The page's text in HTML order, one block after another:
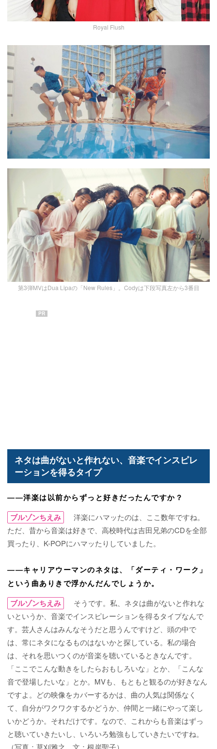
Royal Flush
第3弾MVはDua Lipaの「New Rules」。Codyは下段写真左から3番目
PR
ネタは曲がないと作れない、音楽でインスピレ
ーションを得るタイプ
――洋楽は以前からずっと好きだったんですか？
ブルゾンちえみ
洋楽にハマッたのは、ここ数年ですね。
ただ、昔から音楽は好きで、高校時代は吉田兄弟のCDを全部
買ったり、K-POPにハマッたりしていました。
――キャリアウーマンのネタは、「ダーティ・ワーク」
という曲ありきで浮かんだんでしょうか。
ブルゾンちえみ
そうです。私、ネタは曲がないと作れな
いというか、音楽でインスピレーションを得るタイプなんで
す。芸人さんはみんなそうだと思うんですけど、頭の中で
は、常にネタになるものはないかと探している。私の場合
は、それを思いつくのが音楽を聴いているときなんです。
「ここでこんな動きをしたらおもしろいな」とか、「こんな
音で登場したいな」とか。MVも、もともと観るのが好きなん
ですよ。どの映像をカバーするかは、曲の人気は関係なく
て、自分がワクワクするかどうか、仲間と一緒にやって楽し
いかどうか。それだけです。なので、これからも音楽はずっ
と聴いていきたいし、いろいろ勉強もしていきたいですね。